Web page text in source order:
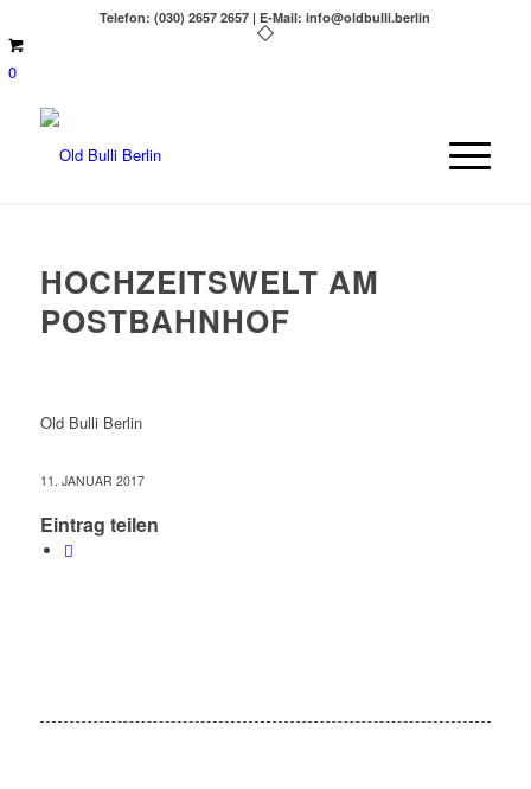
Telefon: (030) 2657 2657 | E-Mail: info@oldbulli.berlin
0
HOCHZEITSWELT AM
POSTBAHNHOF
Old Bulli Berlin
11. JANUAR 2017
Eintrag teilen